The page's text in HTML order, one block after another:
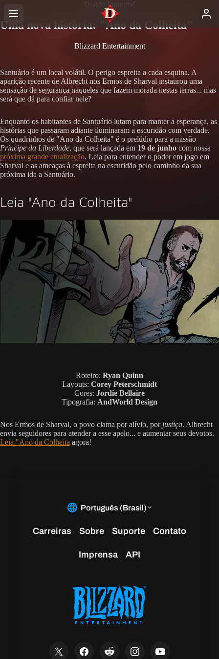
Diablo Immortal
Uma nova história: "Ano da Colheita"
Blizzard Entertainment
Santuário é um local volátil. O perigo espreita a cada esquina. A
aparição recente de Albrecht nos Ermos de Sharval instaurou uma
sensação de segurança naqueles que fazem morada nestas terras... mas
será que dá para confiar nele?
Enquanto os habitantes de Santuário lutam para manter a esperança, as
histórias que passaram adiante iluminaram a escuridão com verdade.
Os quadrinhos de "Ano da Colheita" é o prelúdio para a missão
Príncipe da Liberdade, que será lançada em 19 de junho com nossa
próxima grande atualização. Leia para entender o poder em jogo em
Sharval e as ameaças à espreita na escuridão pelo caminho da sua
próxima ida a Santuário.
Leia "Ano da Colheita"
Roteiro: Ryan Quinn
Layouts: Corey Peterschmidt
Cores: Jordie Bellaire
Tipografia: AndWorld Design
Nos Ermos de Sharval, o povo clama por alívio, por justiça. Albrecht
envia seguidores para atender a esse apelo... e aumentar seus devotos.
Leia "Ano da Colheita agora!